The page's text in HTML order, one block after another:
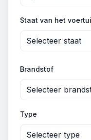
Staat van het
Selecteer staat
Brandstof
Selecteer
Type
Selecteer type